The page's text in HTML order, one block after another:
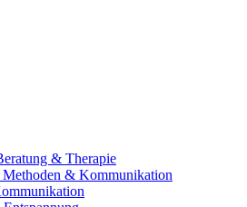
& Therapie
Methoden & Kommunikation